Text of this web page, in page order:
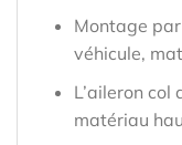
Montage
véhicule,
L’aileron
matériau